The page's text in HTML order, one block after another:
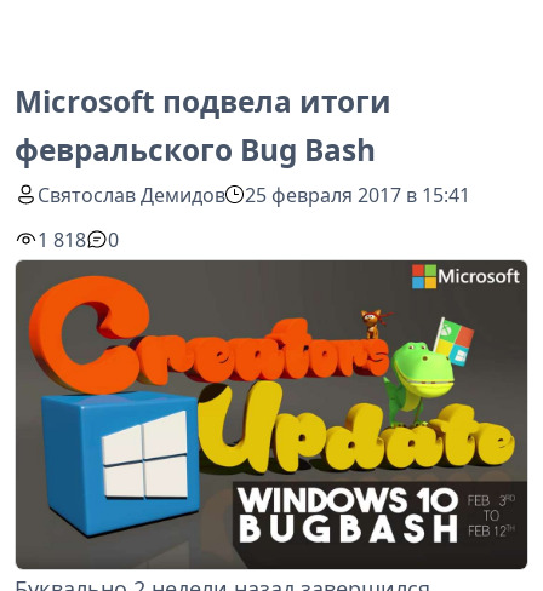
Microsoft подвела итоги
февральского Bug Bash
Святослав Демидов
25 февраля 2017 в 15:41
1 818
0